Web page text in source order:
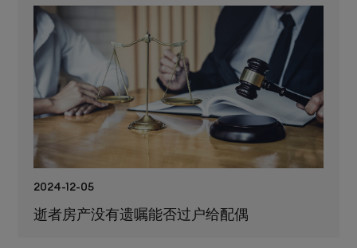
2024-12-05
逝者房产没有遗嘱能否过户给配偶